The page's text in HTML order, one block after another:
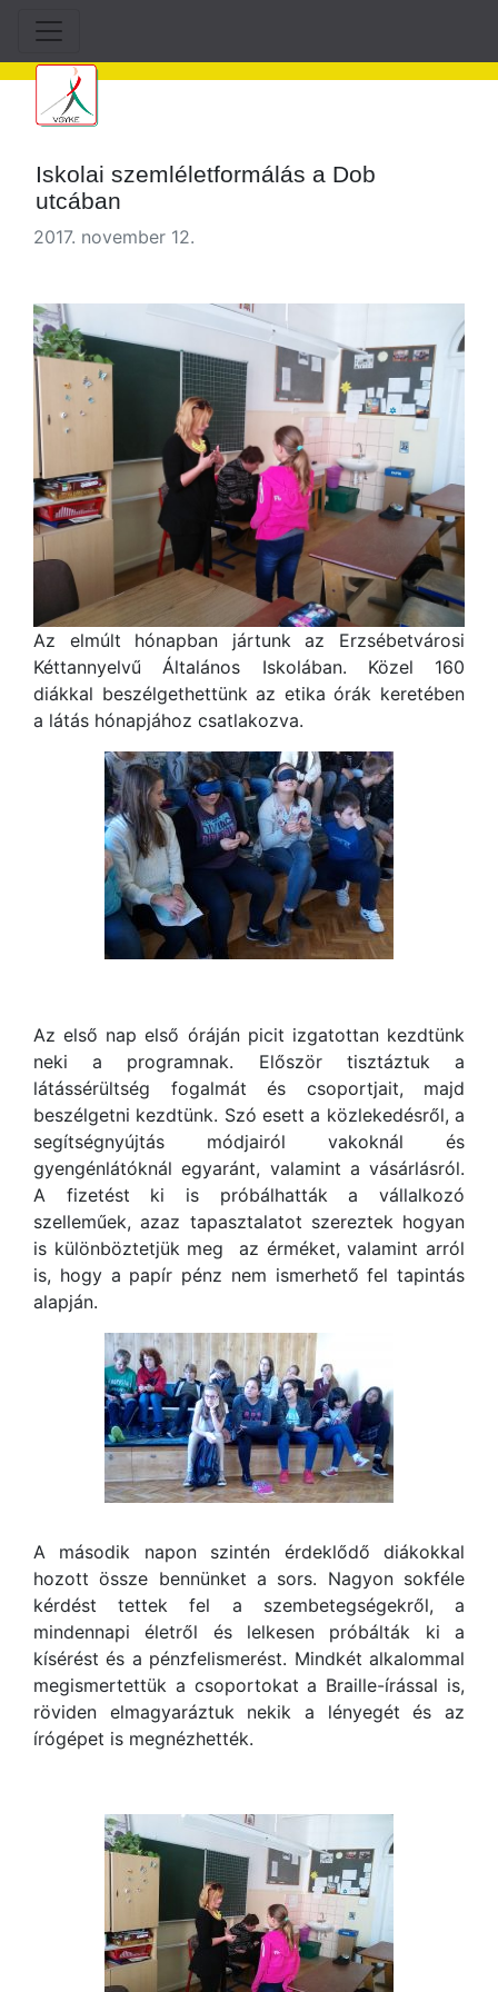
Iskolai szemléletformálás a Dob
utcában
2017. november 12.
Az elmúlt hónapban jártunk az Erzsébetvárosi
Kéttannyelvű Általános Iskolában. Közel 160
diákkal beszélgethettünk az etika órák keretében
a látás hónapjához csatlakozva.
Az első nap első óráján picit izgatottan kezdtünk
neki a programnak. Először tisztáztuk a
látássérültség fogalmát és csoportjait, majd
beszélgetni kezdtünk. Szó esett a közlekedésről, a
segítségnyújtás módjairól vakoknál és
gyengénlátóknál egyaránt, valamint a vásárlásról.
A fizetést ki is próbálhatták a vállalkozó
szelleműek, azaz tapasztalatot szereztek hogyan
is különböztetjük meg az érméket, valamint arról
is, hogy a papír pénz nem ismerhető fel tapintás
alapján.
A második napon szintén érdeklődő diákokkal
hozott össze bennünket a sors. Nagyon sokféle
kérdést tettek fel a szembetegségekről, a
mindennapi életről és lelkesen próbálták ki a
kísérést és a pénzfelismerést. Mindkét alkalommal
megismertettük a csoportokat a Braille-írással is,
röviden elmagyaráztuk nekik a lényegét és az
írógépet is megnézhették.